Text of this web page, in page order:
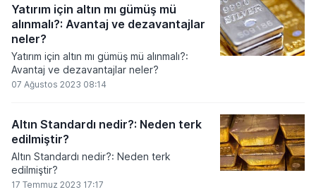
Yatırım için altın mı gümüş mü
alınmalı?: Avantaj ve dezavantajlar
neler?
Yatırım için altın mı gümüş mü alınmalı?:
Avantaj ve dezavantajlar neler?
07 Ağustos 2023 08:14
Altın Standardı nedir?: Neden terk
edilmiştir?
Altın Standardı nedir?: Neden terk
edilmiştir?
17 Temmuz 2023 17:17